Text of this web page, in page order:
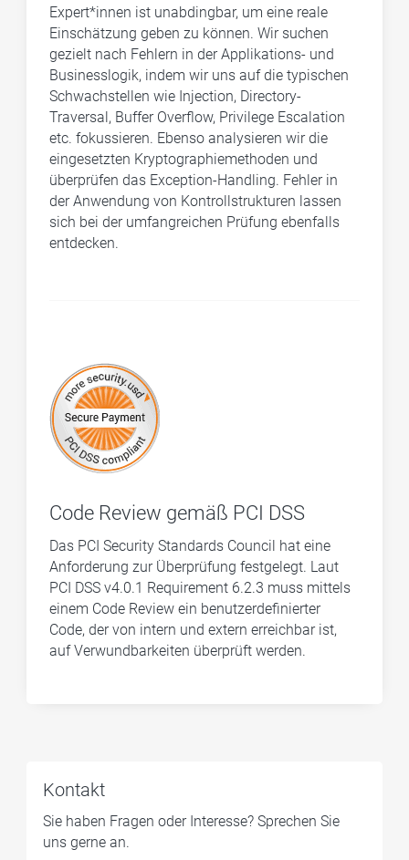
Expert*innen ist unabdingbar, um eine reale
Einschätzung geben zu können. Wir suchen
gezielt nach Fehlern in der Applikations- und
Businesslogik, indem wir uns auf die typischen
Schwachstellen wie Injection, Directory-
Traversal, Buffer Overflow, Privilege Escalation
etc. fokussieren. Ebenso analysieren wir die
eingesetzten Kryptographiemethoden und
überprüfen das Exception-Handling. Fehler in
der Anwendung von Kontrollstrukturen lassen
sich bei der umfangreichen Prüfung ebenfalls
entdecken.
Code Review gemäß PCI DSS
Das PCI Security Standards Council hat eine
Anforderung zur Überprüfung festgelegt. Laut
PCI DSS v4.0.1 Requirement 6.2.3 muss mittels
einem Code Review ein benutzerdefinierter
Code, der von intern und extern erreichbar ist,
auf Verwundbarkeiten überprüft werden.
Kontakt
Sie haben Fragen oder Interesse? Sprechen Sie
uns gerne an.